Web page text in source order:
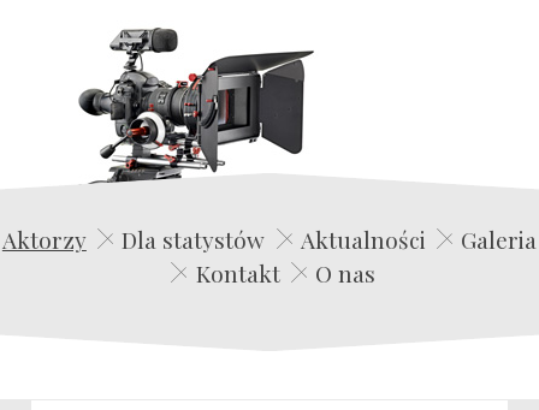
Edwin Film Agencja Aktorska
Aktorzy Dla statystów Aktualności
Galeria
Kontakt
O nas